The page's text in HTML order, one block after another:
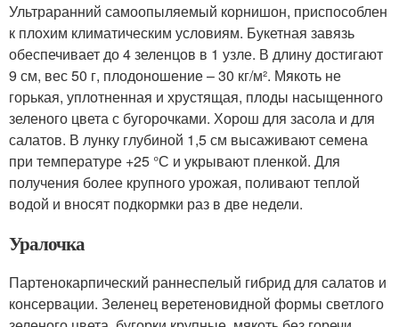
Ультраранний самоопыляемый корнишон, приспособлен
к плохим климатическим условиям. Букетная завязь
обеспечивает до 4 зеленцов в 1 узле. В длину достигают
9 см, вес 50 г, плодоношение – 30 кг/м². Мякоть не
горькая, уплотненная и хрустящая, плоды насыщенного
зеленого цвета с бугорочками. Хорош для засола и для
салатов. В лунку глубиной 1,5 см высаживают семена
при температуре +25 °С и укрывают пленкой. Для
получения более крупного урожая, поливают теплой
водой и вносят подкормки раз в две недели.
Уралочка
Партенокарпический раннеспелый гибрид для салатов и
консервации. Зеленец веретеновидной формы светлого